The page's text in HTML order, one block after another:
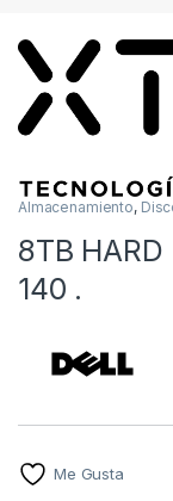
Almacenamiento,
8TB HARD
140 .
Me Gusta